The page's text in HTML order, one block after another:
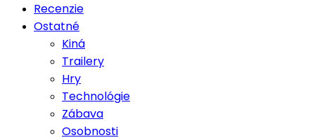
Recenzie
Ostatné
Kiná
Trailery
Hry
Technológie
Zábava
Osobnosti